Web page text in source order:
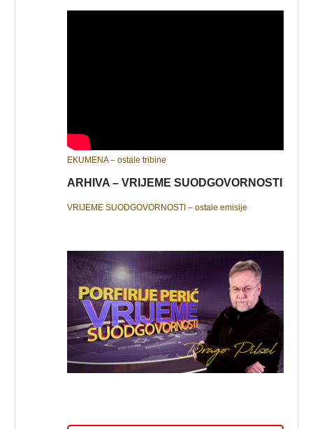
EKUMENA – ostale tribine
ARHIVA – VRIJEME SUODGOVORNOSTI
VRIJEME SUODGOVORNOSTI – ostale emisije